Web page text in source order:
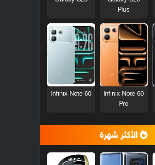
Plus
Infinix Note 60
Pro
Infinix Note 60
الأكثر شهرة